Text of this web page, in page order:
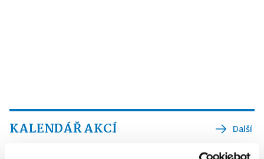
KALENDÁŘ AKCÍ Další